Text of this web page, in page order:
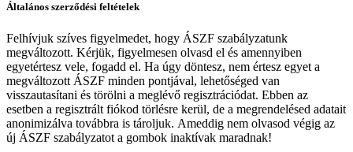
Általános szerződési feltételek
Felhívjuk szíves figyelmedet, hogy ÁSZF szabályzatunk
megváltozott. Kérjük, figyelmesen olvasd el és amennyiben
egyetértesz vele, fogadd el. Ha úgy döntesz, nem értesz egyet a
megváltozott ÁSZF minden pontjával, lehetőséged van
visszautasítani és törölni a meglévő regisztrációdat. Ebben az
esetben a regisztrált fiókod törlésre kerül, de a megrendelésed adatait
anonimizálva továbbra is tároljuk. Ameddig nem olvasod végig az
új ÁSZF szabályzatot a gombok inaktívak maradnak!